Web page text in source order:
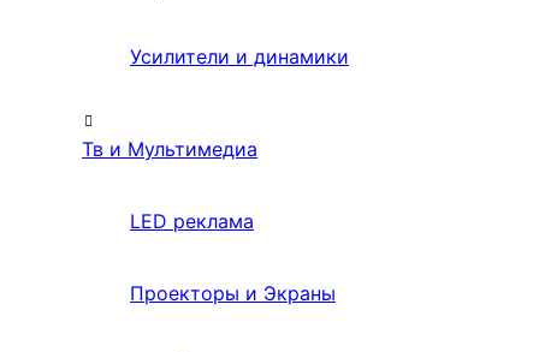
Усилители и динамики
Тв и Мультимедиа
LED реклама
Проекторы и Экраны